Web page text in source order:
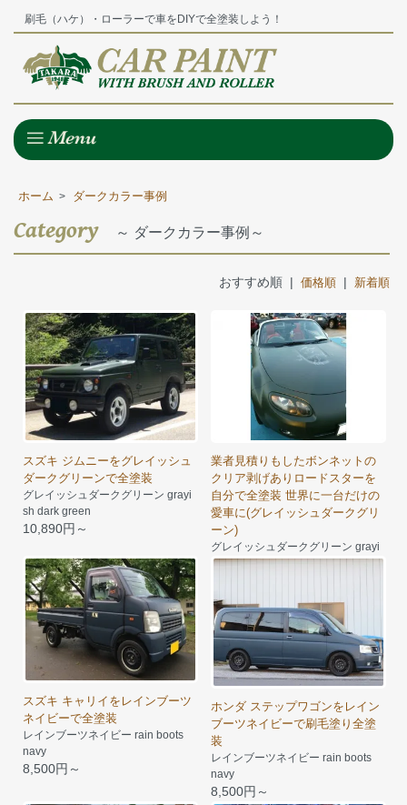
刷毛（ハケ）・ローラーで車をDIYで全塗装しよう！
ホーム > ダークカラー事例
Category ～ ダークカラー事例～
おすすめ順 | 価格順| 新着順
スズキ ジムニーをグレイッシュ
ダークグリーンで全塗装
グレイッシュダークグリーン grayi
sh dark green
10,890円～
業者見積りもしたボンネットの
クリア剥げありロードスターを
自分で全塗装 世界に一台だけの
愛車に(グレイッシュダークグリ
ーン)
グレイッシュダークグリーン grayi
sh dark green
スズキ キャリイをレインブーツ
ネイビーで全塗装
レインブーツネイビー rain boots
navy
8,500円～
ホンダ ステップワゴンをレイン
ブーツネイビーで刷毛塗り全塗
装
レインブーツネイビー rain boots
navy
8,500円～